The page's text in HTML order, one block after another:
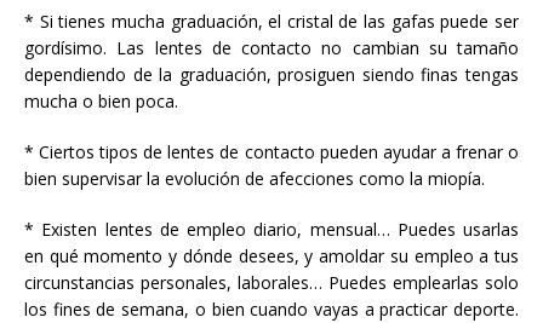
* Si tienes mucha graduación, el cristal de las gafas puede ser
gordísimo. Las lentes de contacto no cambian su tamaño
dependiendo de la graduación, prosiguen siendo finas tengas
mucha o bien poca.
* Ciertos tipos de lentes de contacto pueden ayudar a frenar o
bien supervisar la evolución de afecciones como la miopía.
* Existen lentes de empleo diario, mensual… Puedes usarlas
en qué momento y dónde desees, y amoldar su empleo a tus
circunstancias personales, laborales… Puedes emplearlas solo
los fines de semana, o bien cuando vayas a practicar deporte.